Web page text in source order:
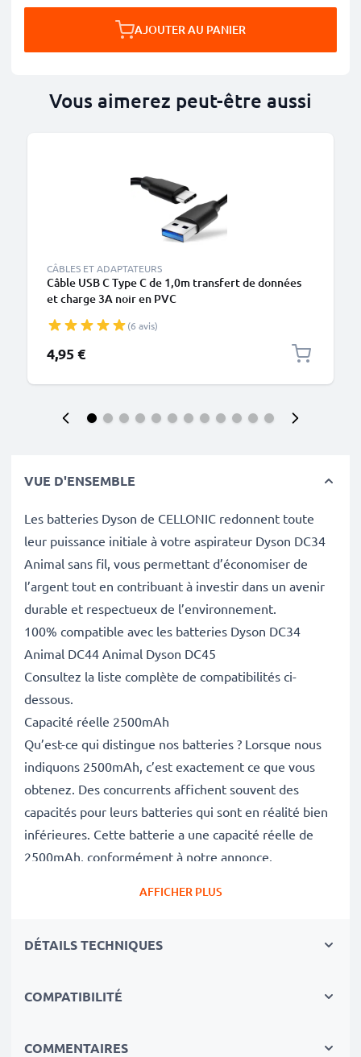
AJOUTER AU PANIER
Vous aimerez peut-être aussi
CÂBLES ET ADAPTATEURS
Câble USB C Type C de 1,0m transfert de données
et charge 3A noir en PVC
(6 avis)
4,95 €
VUE D'ENSEMBLE
Les batteries Dyson de CELLONIC redonnent toute
leur puissance initiale à votre aspirateur Dyson DC34
Animal sans fil, vous permettant d’économiser de
l’argent tout en contribuant à investir dans un avenir
durable et respectueux de l’environnement.
100% compatible avec les batteries Dyson DC34
Animal DC44 Animal Dyson DC45
Consultez la liste complète de compatibilités ci-
dessous.
Capacité réelle 2500mAh
Qu’est-ce qui distingue nos batteries ? Lorsque nous
indiquons 2500mAh, c’est exactement ce que vous
obtenez. Des concurrents affichent souvent des
capacités pour leurs batteries qui sont en réalité bien
inférieures. Cette batterie a une capacité réelle de
2500mAh, conformément à notre annonce.
performances élevées, une puissance d’aspiration
supérieure à celle de la batterie d’origine de votre
AFFICHER PLUS
DÉTAILS TECHNIQUES
COMPATIBILITÉ
COMMENTAIRES